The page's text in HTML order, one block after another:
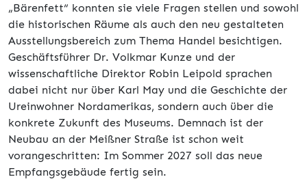
„Bärenfett“ konnten sie viele Fragen stellen und sowohl
die historischen Räume als auch den neu gestalteten
Ausstellungsbereich zum Thema Handel besichtigen.
Geschäftsführer Dr. Volkmar Kunze und der
wissenschaftliche Direktor Robin Leipold sprachen
dabei nicht nur über Karl May und die Geschichte der
Ureinwohner Nordamerikas, sondern auch über die
konkrete Zukunft des Museums. Demnach ist der
Neubau an der Meißner Straße ist schon weit
vorangeschritten: Im Sommer 2027 soll das neue
Empfangsgebäude fertig sein.